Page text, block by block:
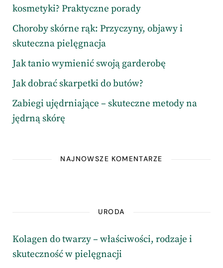
kosmetyki? Praktyczne porady
Choroby skórne rąk: Przyczyny, objawy i
skuteczna pielęgnacja
Jak tanio wymienić swoją garderobę
Jak dobrać skarpetki do butów?
Zabiegi ujędrniające – skuteczne metody na
jędrną skórę
NAJNOWSZE KOMENTARZE
URODA
Kolagen do twarzy – właściwości, rodzaje i
skuteczność w pielęgnacji